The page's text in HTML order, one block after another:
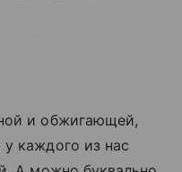
и обжигающей,
каждого из нас